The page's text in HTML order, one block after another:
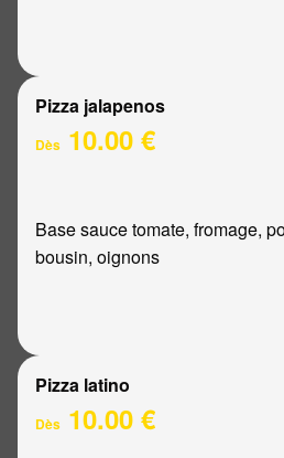
Pizza jalapenos
Dès 10.00 €
Base sauce tomate, fromage,
bousin, oignons
Pizza latino
Dès 10.00 €